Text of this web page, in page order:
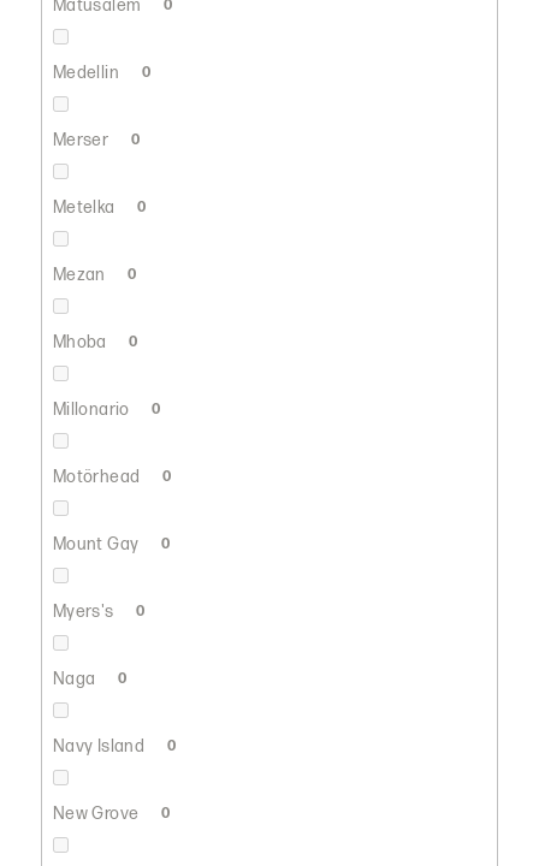
Matusalem 0
Medellin 0
Merser 0
Metelka 0
Mezan 0
Mhoba 0
Millonario 0
Motörhead 0
Mount Gay 0
Myers's 0
Naga 0
Navy Island 0
New Grove 0